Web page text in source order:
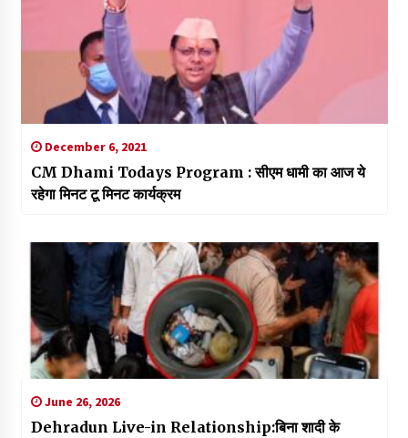
December 6, 2021
CM Dhami Todays Program : सीएम धामी का आज ये
रहेगा मिनट टू मिनट कार्यक्रम
June 26, 2026
Dehradun Live-in Relationship:बिना शादी के